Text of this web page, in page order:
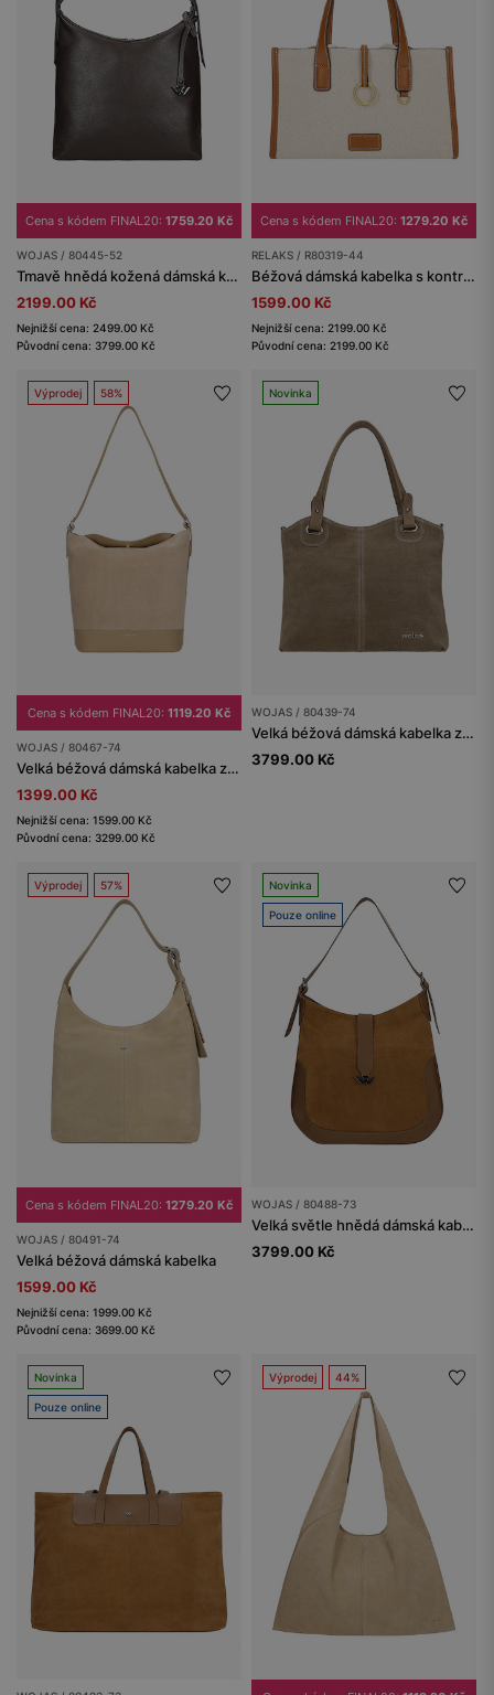
Cena s kódem FINAL20: 1759.20 Kč
WOJAS / 80445-52
Tmavě hnědá kožená dámská kabelka
2199.00 Kč
Nejnižší cena: 2499.00 Kč
Původní cena: 3799.00 Kč
Cena s kódem FINAL20: 1279.20 Kč
RELAKS / R80319-44
Béžová dámská kabelka s kontrastními vsadkami RELAKS
1599.00 Kč
Nejnižší cena: 2199.00 Kč
Původní cena: 2199.00 Kč
Výprodej 58%
Cena s kódem FINAL20: 1119.20 Kč
WOJAS / 80467-74
Velká béžová dámská kabelka z kombinované kůže
1399.00 Kč
Nejnižší cena: 1599.00 Kč
Původní cena: 3299.00 Kč
Novinka
WOJAS / 80439-74
Velká béžová dámská kabelka ze štípenky
3799.00 Kč
Výprodej 57%
Cena s kódem FINAL20: 1279.20 Kč
WOJAS / 80491-74
Velká béžová dámská kabelka
1599.00 Kč
Nejnižší cena: 1999.00 Kč
Původní cena: 3699.00 Kč
Novinka
Pouze online
WOJAS / 80488-73
Velká světle hnědá dámská kabelka z kombinované kůže
3799.00 Kč
Novinka
Pouze online
Výprodej 44%